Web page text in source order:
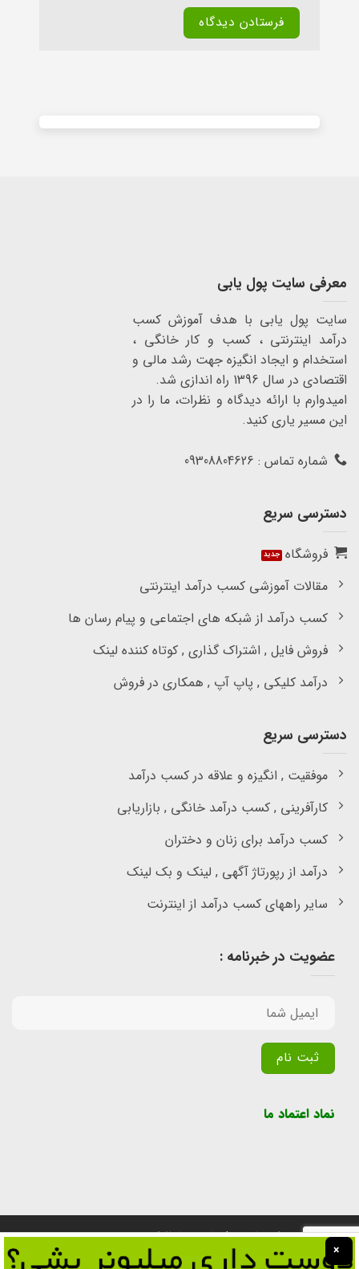
معرفی سایت پول یابی
سایت پول یابی با هدف آموزش کسب
درآمد اینترنتی ، کسب و کار خانگی ،
استخدام و ایجاد انگیزه جهت رشد مالی و
اقتصادی در سال 1396 راه اندازی شد.
امیدوارم با ارائه دیدگاه و نظرات، ما را در
این مسیر یاری کنید.
شماره تماس : 09308804626
دسترسی سریع
فروشگاه
مقالات آموزشی کسب درآمد اینترنتی
کسب درآمد از شبکه های اجتماعی و پیام رسان ها
فروش فایل , اشتراک گذاری , کوتاه کننده لینک
درآمد کلیکی , پاپ آپ , همکاری در فروش
دسترسی سریع
موفقیت , انگیزه و علاقه در کسب درآمد
کارآفرینی , کسب درآمد خانگی , بازاریابی
کسب درآمد برای زنان و دختران
درآمد از رپورتاژ آگهی , لینک و بک لینک
سایر راههای کسب درآمد از اینترنت
عضویت در خبرنامه :
نماد اعتماد ما
تمامی حقوق برای سایت پول یابی محفوظ است.
×